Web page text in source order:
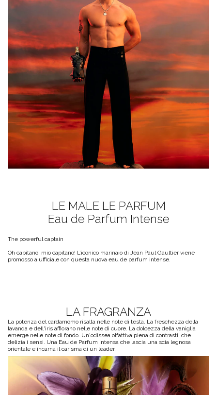
LE MALE LE PARFUM
Eau de Parfum Intense
The powerful captain
Oh capitano, mio capitano! L’iconico marinaio di Jean Paul Gaultier viene
promosso a ufficiale con questa nuova eau de parfum intense.
LA FRAGRANZA
La potenza del cardamomo risalta nelle note di testa. La freschezza della
lavanda e dell'iris affiorano nelle note di cuore. La dolcezza della vaniglia
emerge nelle note di fondo. Un'odissea olfattiva piena di contrasti, che
delizia i sensi. Una Eau de Parfum intensa che lascia una scia legnosa
orientale e incarna il carisma di un leader.